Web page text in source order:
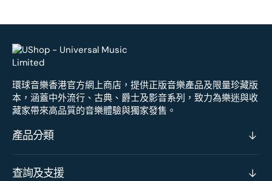
環球音樂香港官方網上商店，提供正版音樂產品及限量珍藏版
本，涵蓋中外流行、古典、爵士及影音系列，致力為樂迷與收
藏家帶來高品質的音樂體驗與獨家發售。
產品分類
查詢及支援